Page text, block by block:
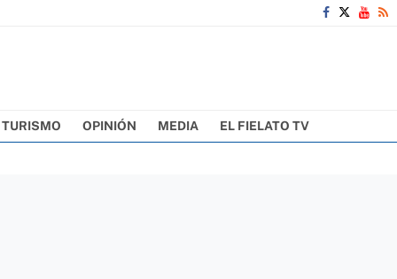
TURISMO OPINIÓN MEDIA EL FIELATO TV